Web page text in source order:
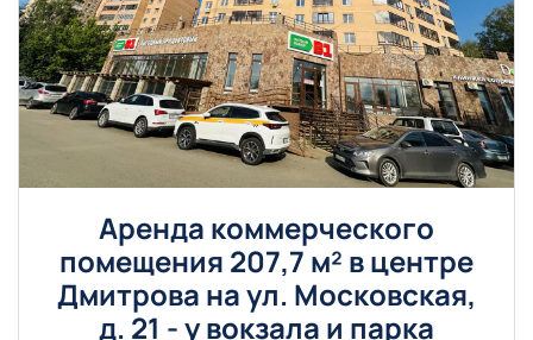
Аренда коммерческого
помещения 207,7 м² в центре
Дмитрова на ул. Московская,
д. 21 - у вокзала и парка